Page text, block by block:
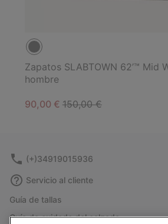
Zapatos SLABTOWN 62’™ Mid
hombre
Sale price:
90,00 € Regular price:
150,00 €
(+)34919015936
Servicio al cliente
Guía de tallas
Guía de cuidado del calzado